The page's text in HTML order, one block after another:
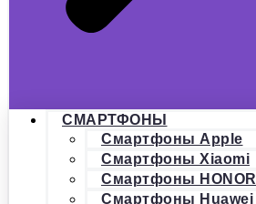
СМАРТФОНЫ
Смартфоны Apple
Смартфоны Xiaomi
Смартфоны HONOR
Смартфоны Huawei